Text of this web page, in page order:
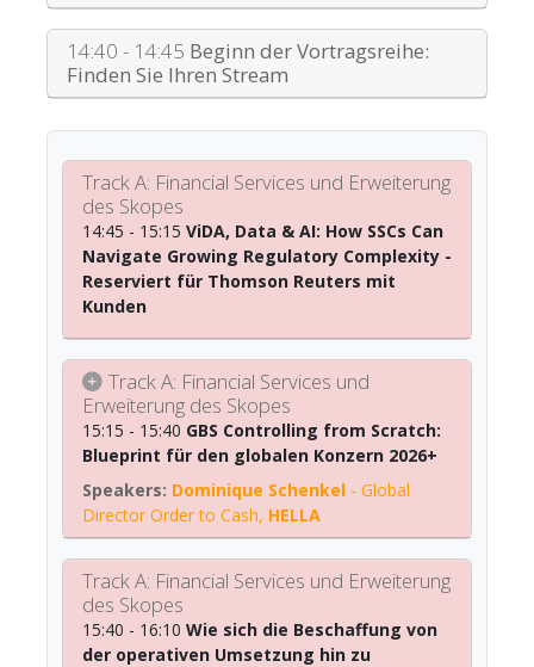
14:40 - 14:45 Beginn der Vortragsreihe:
Finden Sie Ihren Stream
Track A: Financial Services und Erweiterung
des Skopes
14:45 - 15:15 ViDA, Data & AI: How SSCs Can
Navigate Growing Regulatory Complexity -
Reserviert für Thomson Reuters mit
Kunden
Track A: Financial Services und
Erweiterung des Skopes
15:15 - 15:40 GBS Controlling from Scratch:
Blueprint für den globalen Konzern 2026+
Dominique Schenkel - Global
Director Order to Cash, HELLA
Track A: Financial Services und Erweiterung
des Skopes
15:40 - 16:10 Wie sich die Beschaffung von
der operativen Umsetzung hin zu